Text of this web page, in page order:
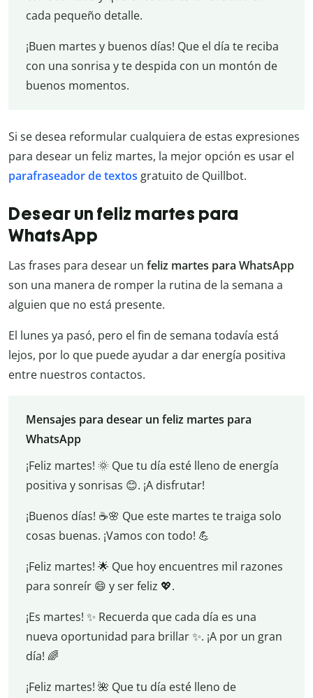
cada pequeño detalle.
¡Buen martes y buenos días! Que el día te reciba
con una sonrisa y te despida con un montón de
buenos momentos.
Si se desea reformular cualquiera de estas expresiones
para desear un feliz martes, la mejor opción es usar el
parafraseador de textos gratuito de Quillbot.
Desear un feliz martes para
WhatsApp
Las frases para desear un feliz martes para WhatsApp
son una manera de romper la rutina de la semana a
alguien que no está presente.
El lunes ya pasó, pero el fin de semana todavía está
lejos, por lo que puede ayudar a dar energía positiva
entre nuestros contactos.
Mensajes para desear un feliz martes para
WhatsApp
¡Feliz martes! 🌞 Que tu día esté lleno de energía
positiva y sonrisas 😊. ¡A disfrutar!
¡Buenos días! ☕️🌸 Que este martes te traiga solo
cosas buenas. ¡Vamos con todo! 💪
¡Feliz martes! 🌟 Que hoy encuentres mil razones
para sonreír 😄 y ser feliz 💖.
¡Es martes! ✨ Recuerda que cada día es una
nueva oportunidad para brillar ✨. ¡A por un gran
día! 🌈
¡Feliz martes! 🌺 Que tu día esté lleno de